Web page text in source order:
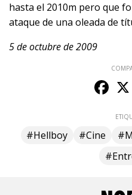
hasta el 2010m pero que
ataque de una oleada de
5 de octubre de 2009
#Hellboy #Cine